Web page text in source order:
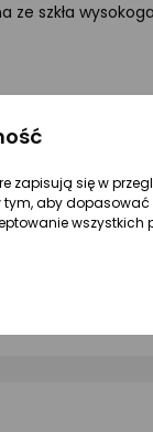
ze szkła
zapisują się w
aby
wszystkich